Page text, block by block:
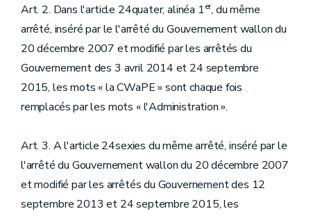
Art. 2. Dans l'article 24quater, alinéa 1er, du même
arrêté, inséré par le l'arrêté du Gouvernement wallon du
20 décembre 2007 et modifié par les arrêtés du
Gouvernement des 3 avril 2014 et 24 septembre
2015, les mots « la CWaPE » sont chaque fois
remplacés par les mots « l'Administration ».
Art. 3. A l'article 24sexies du même arrêté, inséré par le
l'arrêté du Gouvernement wallon du 20 décembre 2007
et modifié par les arrêtés du Gouvernement des 12
septembre 2013 et 24 septembre 2015, les